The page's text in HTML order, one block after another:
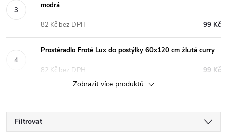
modrá
99 Kč
82 Kč bez DPH
Prostěradlo Froté Lux do postýlky 60x120 cm žlutá curry
99 Kč
82 Kč bez DPH
Zobrazit více produktů
Filtrovat